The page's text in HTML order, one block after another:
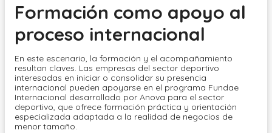
Formación como apoyo al
proceso internacional
En este escenario, la formación y el acompañamiento
resultan claves. Las empresas del sector deportivo
interesadas en iniciar o consolidar su presencia
internacional pueden apoyarse en el programa Fundae
Internacional desarrollado por Anova para el sector
deportivo, que ofrece formación práctica y orientación
especializada adaptada a la realidad de negocios de
menor tamaño.